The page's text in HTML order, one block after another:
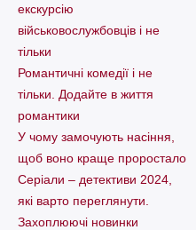
екскурсію
військовослужбовців і не
тільки
Романтичні комедії і не
тільки. Додайте в життя
романтики
У чому замочують насіння,
щоб воно краще проростало
Серіали – детективи 2024,
які варто пеpеглянути.
Захоплюючі новинки